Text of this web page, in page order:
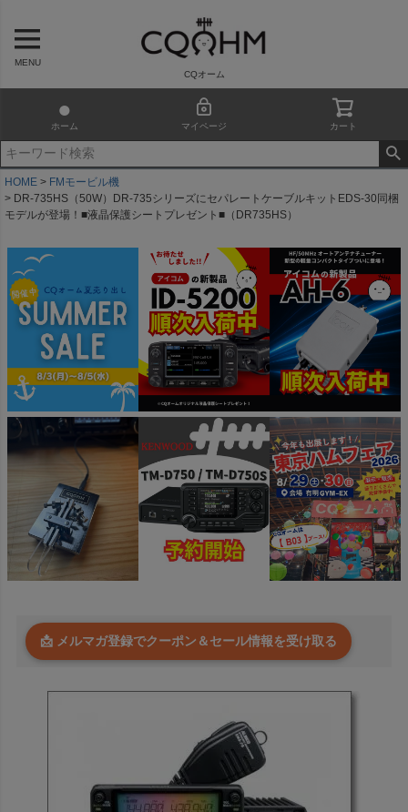
MENU
CQオーム
ホーム マイページ カート
HOME
FMモービル機
DR-735HS（50W）DR-735シリーズにセパレートケーブルキットEDS-30同梱
モデルが登場！■液晶保護シートプレゼント■（DR735HS）
📩 メルマガ登録でクーポン＆セール情報を受け取る